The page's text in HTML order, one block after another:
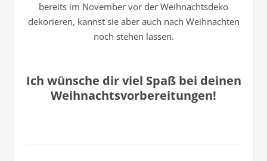
bereits im November vor der Weihnachtsdeko
dekorieren, kannst sie aber auch nach Weihnachten
noch stehen lassen.
Ich wünsche dir viel Spaß bei deinen
Weihnachtsvorbereitungen!